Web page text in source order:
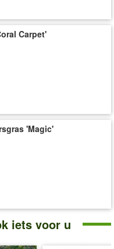
Carpet'
'Magic'
iets voor u